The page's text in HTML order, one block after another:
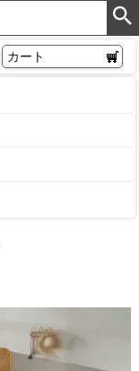
カート